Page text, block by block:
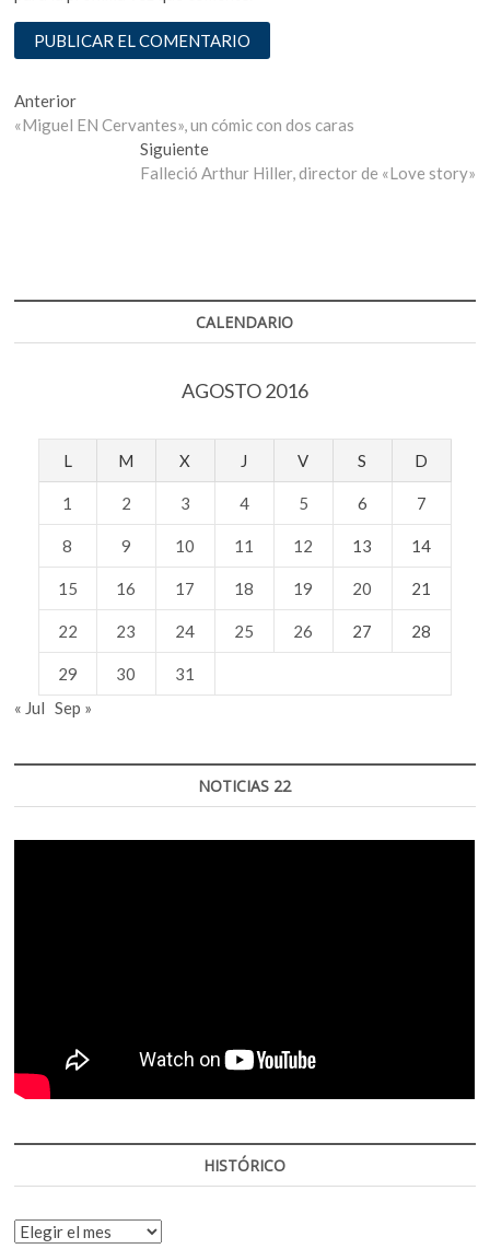
Navegación
de
AnteriorEntrada
anterior:
«Miguel EN Cervantes», un cómic con dos caras
SiguienteEntrada
siguiente:
Falleció Arthur Hiller, director de «Love story»
CALENDARIO
AGOSTO 2016
L M X J V S D
1 2 3 4 5 6 7
8 9 10 11 12 13 14
15 16 17 18 19 20 21
22 23 24 25 26 27 28
29 30
31
« Jul Sep »
NOTICIAS 22
HISTÓRICO
HISTÓRICO